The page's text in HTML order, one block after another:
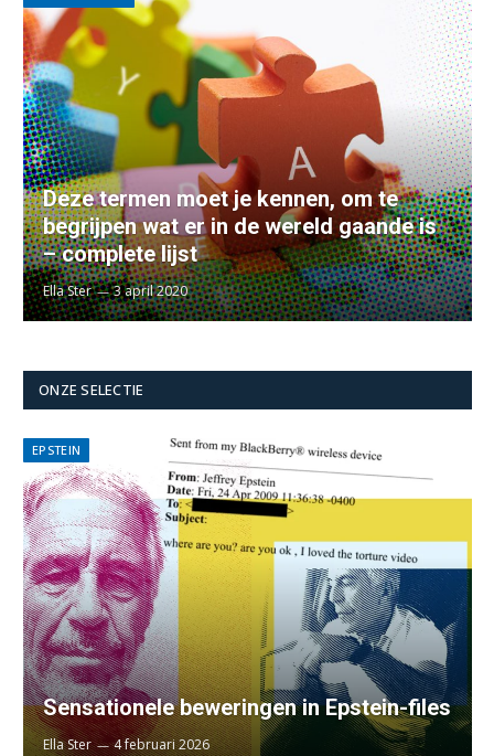
Deze termen moet je kennen, om te
begrijpen wat er in de wereld gaande is
– complete lijst
Ella Ster 3 april 2020
ONZE SELECTIE
EPSTEIN
Sensationele beweringen in Epstein-files
Ella Ster 4 februari 2026